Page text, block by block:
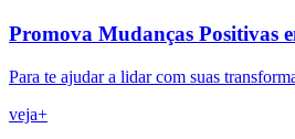
Promova Mudanças Positivas
Para te ajudar a lidar com suas
veja+